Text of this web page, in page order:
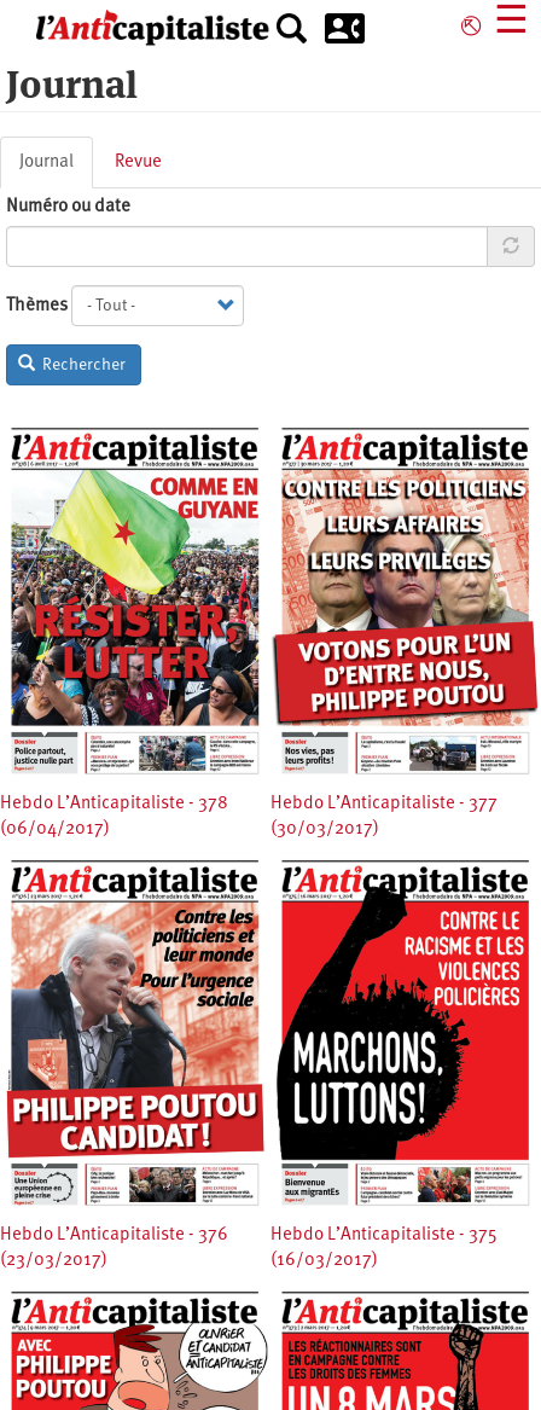
principal
⎋ ☰
Journal
Onglets
principaux
Journal (onglet
actif)
Revue
Numéro ou date
Thèmes
Rechercher
Hebdo L’Anticapitaliste - 378
(06/04/2017)
Hebdo L’Anticapitaliste - 377
(30/03/2017)
Hebdo L’Anticapitaliste - 376
(23/03/2017)
Hebdo L’Anticapitaliste - 375
(16/03/2017)